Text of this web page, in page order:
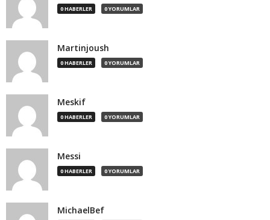
0 HABERLER 0 YORUMLAR
Martinjoush
0 HABERLER 0 YORUMLAR
Meskif
0 HABERLER 0 YORUMLAR
Messi
0 HABERLER 0 YORUMLAR
MichaelBef